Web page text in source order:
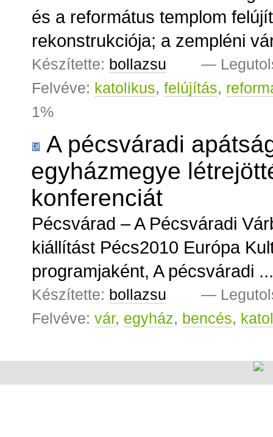
és a református templom
rekonstrukciója; a zempléni
Készítette: bollazsu —
Felvéve: katolikus, felújítás,
1%
A pécsváradi
egyházmegye
konferenciát
Pécsvárad – A Pécsváradi
kiállítást Pécs2010 Európa
programjaként, A pécsváradi ...
Készítette: bollazsu —
Felvéve: vár, egyház, bencés,